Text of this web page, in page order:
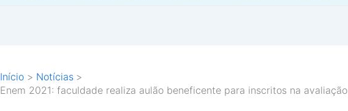
Início
Notícias
Enem 2021: faculdade realiza aulão beneficente para inscritos na avaliação